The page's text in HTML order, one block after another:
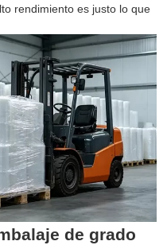
rendimiento es justo lo que
de grado